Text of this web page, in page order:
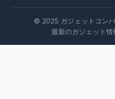
© 2025 ガジェットコン
最新のガジェット